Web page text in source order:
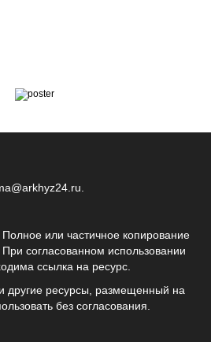
или частичное копирование
согласованном использовании
ссылка на ресурс.
другие ресурсы, размещенный на
без согласования.